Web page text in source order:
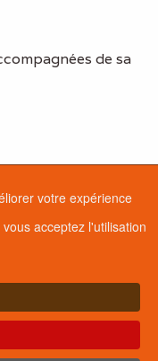
votre expérience
acceptez l'utilisation
de sa